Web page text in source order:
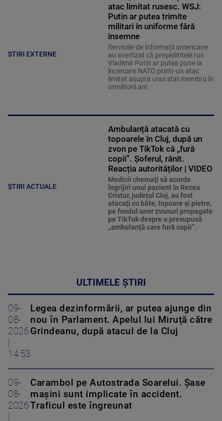
STIRI EXTERNE
atac limitat rusesc. WSJ:
Putin ar putea trimite
militari în uniforme fără
însemne
Serviciile de informații americane
au avertizat că președintele rus
Vladimir Putin ar putea pune la
încercare NATO printr-un atac
limitat asupra unui stat membru în
următorii ani.
ȘTIRI ACTUALE
Ambulanță atacată cu
topoarele în Cluj, după un
zvon pe TikTok că „fură
copii”. Șoferul, rănit.
Reacția autorităților | VIDEO
Medicii chemaţi să acorde
îngrijiri unui pacient în Recea
Cristur, judeţul Cluj, au fost
atacaţi cu bâte, topoare şi pietre,
pe fondul unor zvonuri propagate
pe TikTok despre o presupusă
„ambulanţă care fură copii”.
ULTIMELE ȘTIRI
09-
08-
2026
14:53
Legea dezinformării, ar putea ajunge din
nou în Parlament. Apelul lui Miruță către
Grindeanu, după atacul de la Cluj
09-
08-
2026
Carambol pe Autostrada Soarelui. Șase
mașini sunt implicate în accident.
Traficul este îngreunat